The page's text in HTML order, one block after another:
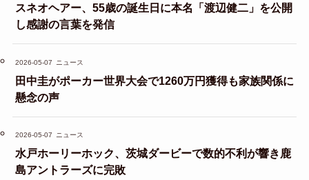
スネオヘアー、55歳の誕生日に本名「渡辺健二」を公開
し感謝の言葉を発信
2026-05-07 ニュース
田中圭がポーカー世界大会で1260万円獲得も家族関係に
懸念の声
2026-05-07 ニュース
水戸ホーリーホック、茨城ダービーで数的不利が響き鹿
島アントラーズに完敗